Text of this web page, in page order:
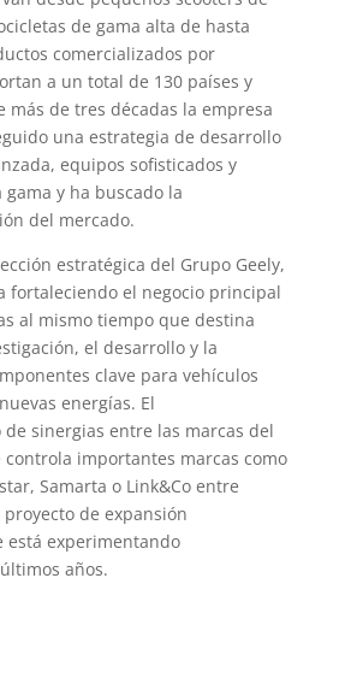
de gama alta de hasta
comercializados por
a un total de 130 países y
más de tres décadas la empresa
una estrategia de desarrollo
equipos sofisticados y
y ha buscado la
del mercado.
estratégica del Grupo Geely,
fortaleciendo el negocio principal
al mismo tiempo que destina
el desarrollo y la
clave para vehículos
energías. El
sinergias entre las marcas del
controla importantes marcas como
Samarta o Link&Co entre
de expansión
está experimentando
años.